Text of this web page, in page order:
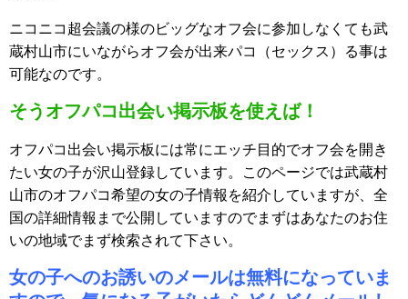
ニコニコ超会議の様のビッグなオフ会に参加しなくても武
蔵村山市にいながらオフ会が出来パコ（セックス）る事は
可能なのです。
そうオフパコ出会い掲示板を使えば！
オフパコ出会い掲示板には常にエッチ目的でオフ会を開き
たい女の子が沢山登録しています。このページでは武蔵村
山市のオフパコ希望の女の子情報を紹介していますが、全
国の詳細情報まで公開していますのでまずはあなたのお住
いの地域でまず検索されて下さい。
女の子へのお誘いのメールは無料になっていま